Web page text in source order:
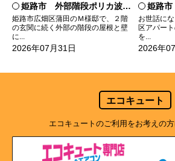
姫路市 外部階段ポリカ波板張替工事
姫路市広畑区蒲田のＭ様邸で、２階
の玄関に続く外部の階段の屋根と壁
に...
2026年07月31日
姫路市
お世話に
区アパー
を...
2026年
エコキュート
エコキュートのご利用をお考えの